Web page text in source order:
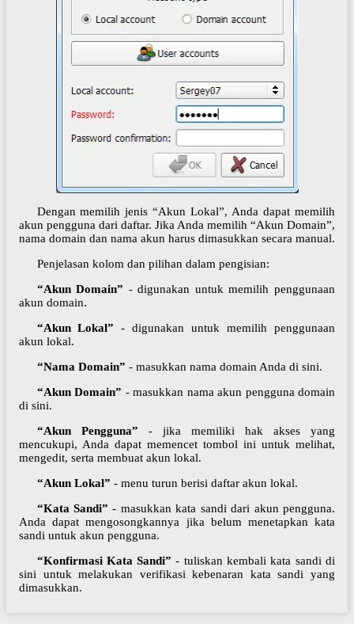
Dengan memilih jenis “Akun Lokal”, Anda dapat memilih
akun pengguna dari daftar. Jika Anda memilih “Akun Domain”,
nama domain dan nama akun harus dimasukkan secara manual.
Penjelasan kolom dan pilihan dalam pengisian:
“Akun Domain” - digunakan untuk memilih penggunaan
akun domain.
“Akun Lokal” - digunakan untuk memilih penggunaan
akun lokal.
“Nama Domain” - masukkan nama domain Anda di sini.
“Akun Domain” - masukkan nama akun pengguna domain
di sini.
“Akun Pengguna” - jika memiliki hak akses yang
mencukupi, Anda dapat memencet tombol ini untuk melihat,
mengedit, serta membuat akun lokal.
“Akun Lokal” - menu turun berisi daftar akun lokal.
“Kata Sandi” - masukkan kata sandi dari akun pengguna.
Anda dapat mengosongkannya jika belum menetapkan kata
sandi untuk akun pengguna.
“Konfirmasi Kata Sandi” - tuliskan kembali kata sandi di
sini untuk melakukan verifikasi kebenaran kata sandi yang
dimasukkan.